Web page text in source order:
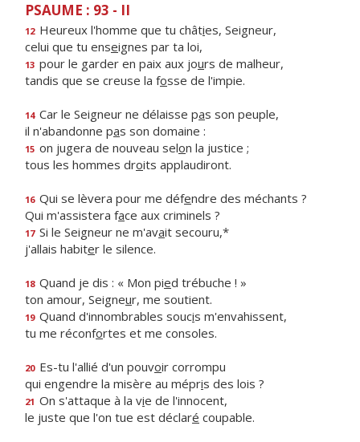
PSAUME : 93 - II
12 Heureux l'homme que tu châties, Seigneur,
celui que tu enseignes par ta loi,
13 pour le garder en paix aux jours de malheur,
tandis que se creuse la fosse de l'impie.
14 Car le Seigneur ne délaisse pas son peuple,
il n'abandonne pas son domaine :
15 on jugera de nouveau selon la justice ;
tous les hommes droits applaudiront.
16 Qui se lèvera pour me défendre des méchants ?
Qui m'assistera face aux criminels ?
17 Si le Seigneur ne m'avait secouru,*
j'allais habiter le silence.
18 Quand je dis : « Mon pied trébuche ! »
ton amour, Seigneur, me soutient.
19 Quand d'innombrables soucis m'envahissent,
tu me réconfortes et me consoles.
20 Es-tu l'allié d'un pouvoir corrompu
qui engendre la misère au mépris des lois ?
21 On s'attaque à la vie de l'innocent,
le juste que l'on tue est déclaré coupable.